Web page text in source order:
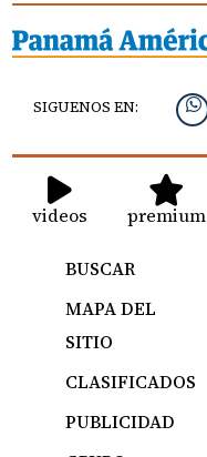
SIGUENOS EN:
videos premium
BUSCAR
MAPA DEL
SITIO
CLASIFICADOS
PUBLICIDAD